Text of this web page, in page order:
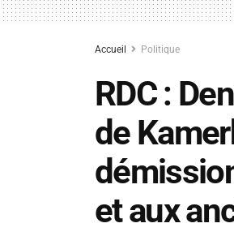
Accueil Politique
RDC :
de
et aux